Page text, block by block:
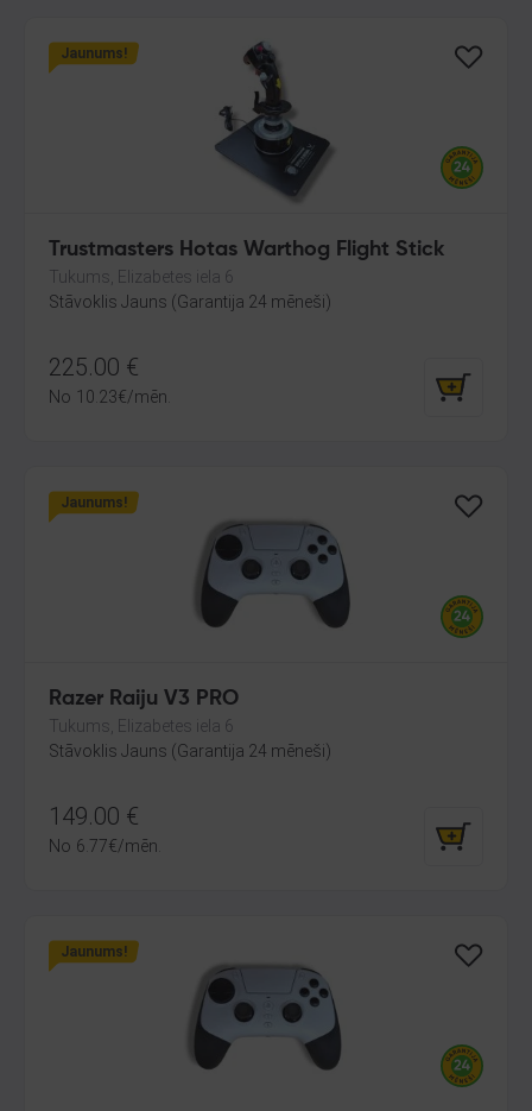
Jaunums!
Trustmasters Hotas Warthog Flight Stick
Tukums, Elizabetes iela 6
Stāvoklis Jauns (Garantija 24 mēneši)
225.00 €
No 10.23€/mēn.
Jaunums!
Razer Raiju V3 PRO
Tukums, Elizabetes iela 6
Stāvoklis Jauns (Garantija 24 mēneši)
149.00 €
No 6.77€/mēn.
Jaunums!